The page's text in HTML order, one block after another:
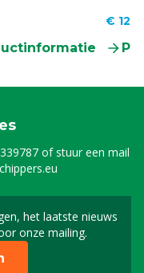
€
of stuur een mail
het laatste nieuws
onze mailing.
je in voor onze